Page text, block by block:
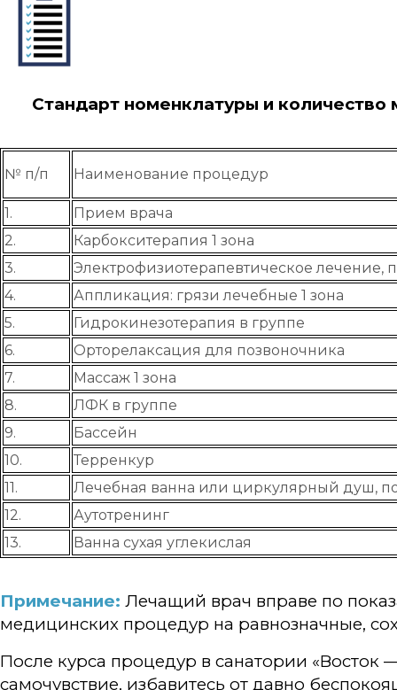
Стандарт номенклатуры и количество
№ п/п Наименование процедур
1.
Прием врача
2.
Карбокситерапия 1 зона
3.
Электрофизиотерапевтическое лечение,
4.
Аппликация: грязи лечебные 1 зона
5.
Гидрокинезотерапия в группе
6.
Орторелаксация для позвоночника
7.
Массаж 1 зона
8.
ЛФК в группе
9.
Бассейн
10.
Терренкур
11.
Лечебная ванна или циркулярный душ,
12.
Аутотренинг
13.
Ванна сухая углекислая
Примечание: Лечащий врач вправе по
медицинских процедур на равнозначные,
После курса процедур в санатории «Восток
самочувствие, избавитесь от давно